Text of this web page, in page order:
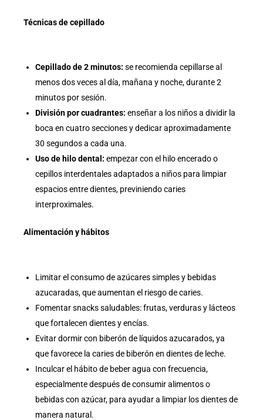
Técnicas de cepillado
Cepillado de 2 minutos: se recomienda cepillarse al
menos dos veces al día, mañana y noche, durante 2
minutos por sesión.
División por cuadrantes: enseñar a los niños a dividir la
boca en cuatro secciones y dedicar aproximadamente
30 segundos a cada una.
Uso de hilo dental: empezar con el hilo encerado o
cepillos interdentales adaptados a niños para limpiar
espacios entre dientes, previniendo caries
interproximales.
Alimentación y hábitos
Limitar el consumo de azúcares simples y bebidas
azucaradas, que aumentan el riesgo de caries.
Fomentar snacks saludables: frutas, verduras y lácteos
que fortalecen dientes y encías.
Evitar dormir con biberón de líquidos azucarados, ya
que favorece la caries de biberón en dientes de leche.
Inculcar el hábito de beber agua con frecuencia,
especialmente después de consumir alimentos o
bebidas con azúcar, para ayudar a limpiar los dientes de
manera natural.